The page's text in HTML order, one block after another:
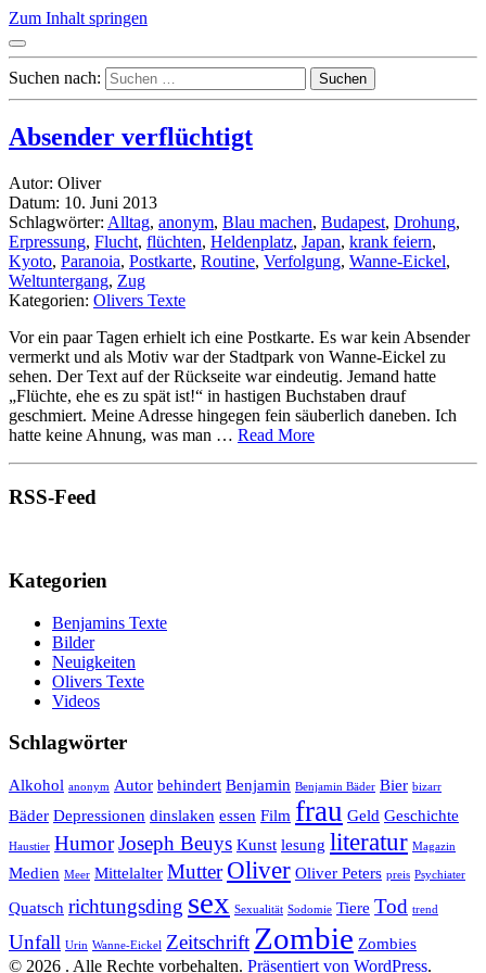
Zum Inhalt springen
Suchen nach:
Absender verflüchtigt
Autor: Oliver
Datum: 10. Juni 2013
Schlagwörter: Alltag, anonym, Blau machen, Budapest, Drohung,
Erpressung, Flucht, flüchten, Heldenplatz, Japan, krank feiern,
Kyoto, Paranoia, Postkarte, Routine, Verfolgung, Wanne-Eickel,
Weltuntergang, Zug
Kategorien: Olivers Texte
Vor ein paar Tagen erhielt ich eine Postkarte. Es war kein Absender
vermerkt und als Motiv war der Stadtpark von Wanne-Eickel zu
sehen. Der Text auf der Rückseite war eindeutig. Jemand hatte
„Flüchte, ehe es zu spät ist!“ in hastigen Buchstaben drauf
geschmiert. Meine Adresse hingegen fein säuberlich daneben. Ich
hatte keine Ahnung, was man … Read More
RSS-Feed
Kategorien
Benjamins Texte
Bilder
Neuigkeiten
Olivers Texte
Videos
Schlagwörter
Alkohol anonym Autor behindert Benjamin Benjamin Bäder Bier bizarr
Bäder Depressionen dinslaken essen Film frau Geld Geschichte
Haustier HumorJoseph Beuys Kunst lesung literatur Magazin
Medien Meer Mittelalter Mutter Oliver Oliver Peters preis Psychiater
Quatsch richtungsding sex Sexualität Sodomie Tiere Tod trend
Unfall Urin Wanne-Eickel Zeitschrift Zombie Zombies
© 2026 . Alle Rechte vorbehalten. Präsentiert von WordPress.